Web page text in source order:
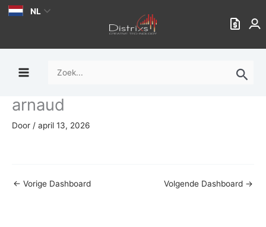
Ga
inhoud
NL
Zoek
arnaud
Door / april 13, 2026
← Vorige Dashboard Volgende Dashboard →